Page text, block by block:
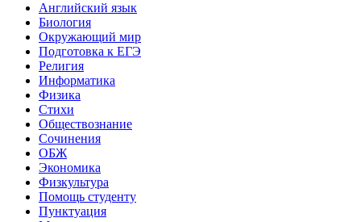
Английский язык
Биология
Окружающий мир
Подготовка к ЕГЭ
Религия
Информатика
Физика
Стихи
Обществознание
Сочинения
ОБЖ
Экономика
Физкультура
Помощь студенту
Пунктуация